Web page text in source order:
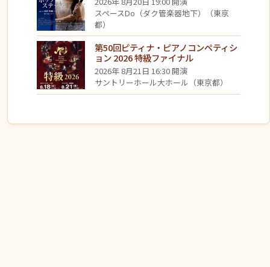
スペースDo（ダク管楽器地下）（東京
都）
第50回ピティナ・ピアノコンペティシ
ョン 2026 特級ファイナル
2026年 8月21日 16:30 開演
サントリーホール大ホール（東京都）